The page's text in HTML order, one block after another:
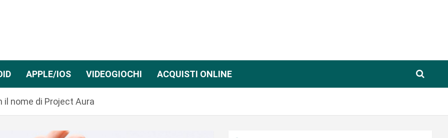
APPLE/IOS VIDEOGIOCHI ACQUISTI ONLINE
il nome di Project Aura